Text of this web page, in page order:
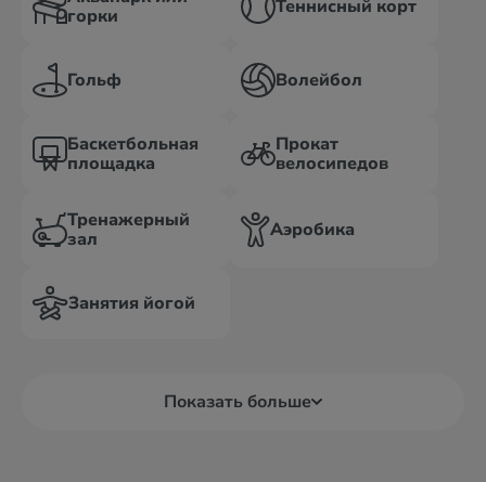
горки
Теннисный корт
Гольф Волейбол
Баскетбольная
площадка
Прокат
велосипедов
Тренажерный
зал
Аэробика
Занятия йогой
Показать больше